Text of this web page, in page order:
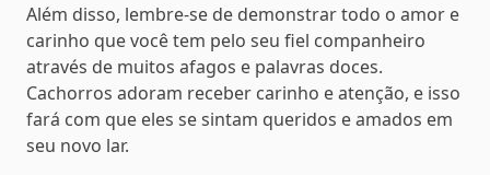
Além disso, lembre-se de demonstrar todo o amor e
carinho que você tem pelo seu fiel companheiro
através de muitos afagos e palavras doces.
Cachorros adoram receber carinho e atenção, e isso
fará com que eles se sintam queridos e amados em
seu novo lar.